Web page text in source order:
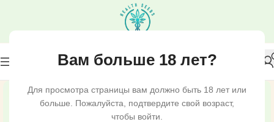
Вам больше 18 лет?
Для просмотра страницы вам должно быть 18 лет или
больше. Пожалуйста, подтвердите свой возраст,
чтобы войти.